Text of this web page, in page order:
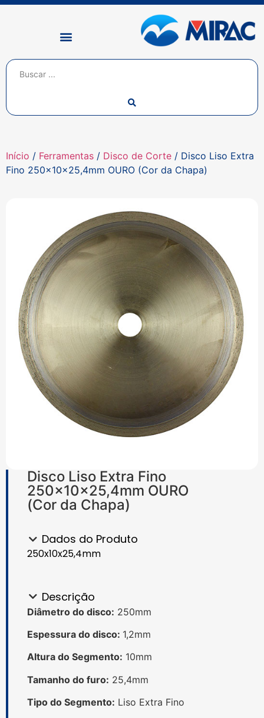
Início / Ferramentas / Disco de Corte / Disco Liso Extra
Fino 250x10x25,4mm OURO (Cor da Chapa)
Disco Liso Extra Fino
250x10x25,4mm OURO
(Cor da Chapa)
Dados do Produto
250x10x25,4mm
Descrição
Diâmetro do disco: 250mm
Espessura do disco: 1,2mm
Altura do Segmento: 10mm
Tamanho do furo: 25,4mm
Tipo do Segmento: Liso Extra Fino